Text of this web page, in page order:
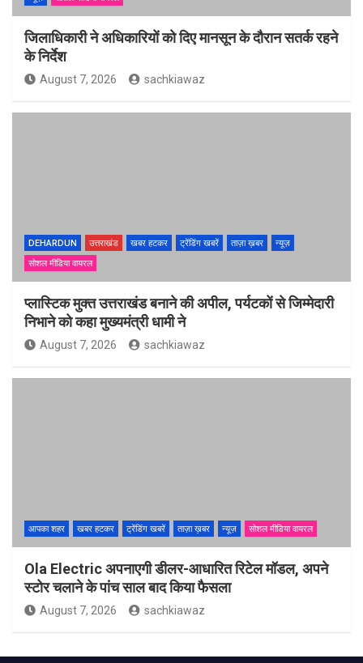
जिलाधिकारी ने अधिकारियों को दिए मानसून के दौरान सतर्क रहने
के निर्देश
August 7, 2026 sachkiawaz
DEHARDUN उत्तराखंड खबर हटकर ट्रेंडिंग खबरें ताज़ा ख़बर
न्यूज़
सोशल मीडिया वायरल
प्लास्टिक मुक्त उत्तराखंड बनाने की अपील, पर्यटकों से जिम्मेदारी
निभाने को कहा मुख्यमंत्री धामी ने
August 7, 2026 sachkiawaz
आपका शहर खबर हटकर ट्रेंडिंग खबरें ताज़ा ख़बर न्यूज़ सोशल मीडिया वायरल
Ola Electric अपनाएगी डीलर-आधारित रिटेल मॉडल, अपने
स्टोर चलाने के पांच साल बाद किया फैसला
August 7, 2026 sachkiawaz